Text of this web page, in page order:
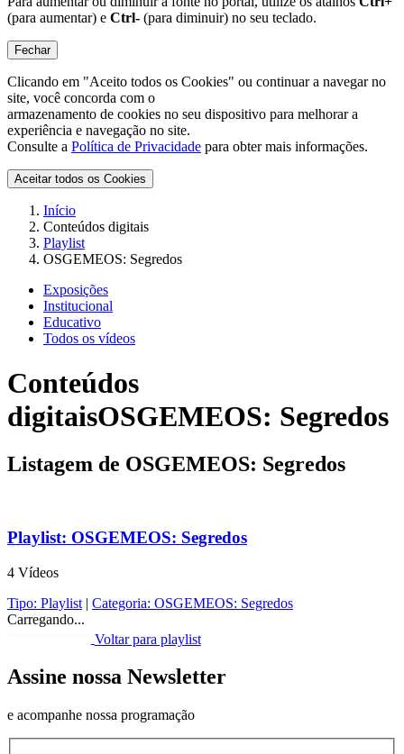
(para aumentar) e Ctrl- (para diminuir) no seu teclado.
Fechar
Clicando em "Aceito todos os Cookies" ou continuar a navegar no
site, você concorda com o
armazenamento de cookies no seu dispositivo para melhorar a
experiência e navegação no site.
Consulte a Política de Privacidade para obter mais informações.
Aceitar todos os Cookies
Início
Conteúdos digitais
Playlist
OSGEMEOS: Segredos
Exposições
Institucional
Educativo
Todos os vídeos
Conteúdos
digitaisOSGEMEOS: Segredos
Listagem de OSGEMEOS: Segredos
Playlist: OSGEMEOS: Segredos
4 Vídeos
Tipo: Playlist | Categoria: OSGEMEOS: Segredos
Carregando...
Voltar para playlist
Assine nossa Newsletter
e acompanhe nossa programação